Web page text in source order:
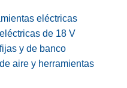
eléctricas
de 18 V
y de banco
aire y herramientas